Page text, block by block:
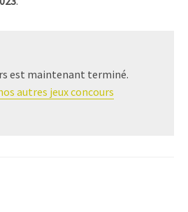
est maintenant terminé.
autres jeux concours